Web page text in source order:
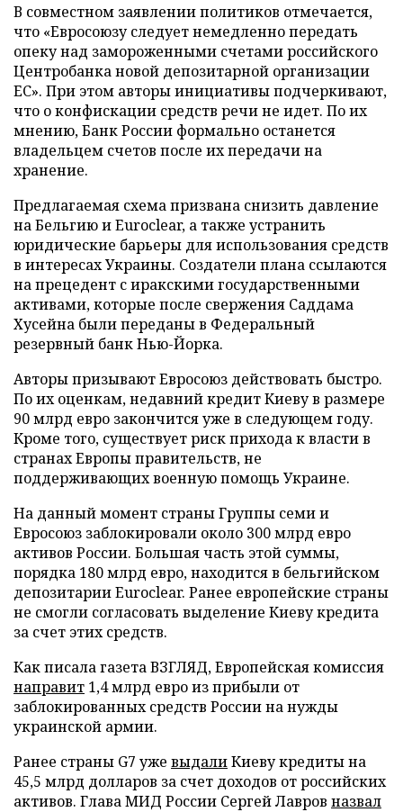
В совместном заявлении политиков отмечается,
что «Евросоюзу следует немедленно передать
опеку над замороженными счетами российского
Центробанка новой депозитарной организации
ЕС». При этом авторы инициативы подчеркивают,
что о конфискации средств речи не идет. По их
мнению, Банк России формально останется
владельцем счетов после их передачи на
хранение.
Предлагаемая схема призвана снизить давление
на Бельгию и Euroclear, а также устранить
юридические барьеры для использования средств
в интересах Украины. Создатели плана ссылаются
на прецедент с иракскими государственными
активами, которые после свержения Саддама
Хусейна были переданы в Федеральный
резервный банк Нью-Йорка.
Авторы призывают Евросоюз действовать быстро.
По их оценкам, недавний кредит Киеву в размере
90 млрд евро закончится уже в следующем году.
Кроме того, существует риск прихода к власти в
странах Европы правительств, не
поддерживающих военную помощь Украине.
На данный момент страны Группы семи и
Евросоюз заблокировали около 300 млрд евро
активов России. Большая часть этой суммы,
порядка 180 млрд евро, находится в бельгийском
депозитарии Euroclear. Ранее европейские страны
не смогли согласовать выделение Киеву кредита
за счет этих средств.
Как писала газета ВЗГЛЯД, Европейская комиссия
направит 1,4 млрд евро из прибыли от
заблокированных средств России на нужды
украинской армии.
Ранее страны G7 уже выдалиКиеву кредиты на
45,5 млрд долларов за счет доходов от российских
активов. Глава МИД России Сергей Лавров назвал